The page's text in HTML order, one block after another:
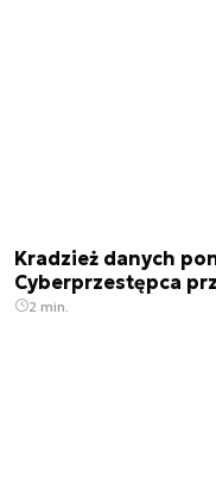
Kradzież danych
Cyberprzestępca
2 min.